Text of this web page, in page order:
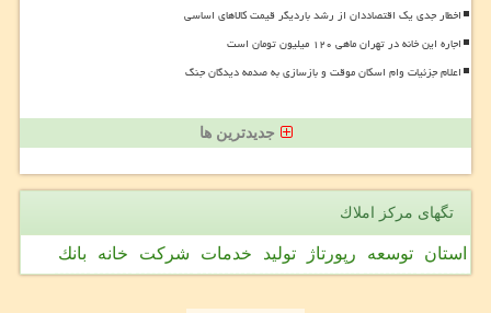
اخطار جدی یک اقتصاددان از رشد باردیگر قیمت کالاهای اساسی
اجاره این خانه در تهران ماهی ۱۲۰ میلیون تومان است
اعلام جزئیات وام اسکان موقت و بازسازی به صدمه دیدگان جنگ
جدیدترین ها
تگهای مركز املاك
استان توسعه رپورتاژ تولید خدمات شركت خانه بانك